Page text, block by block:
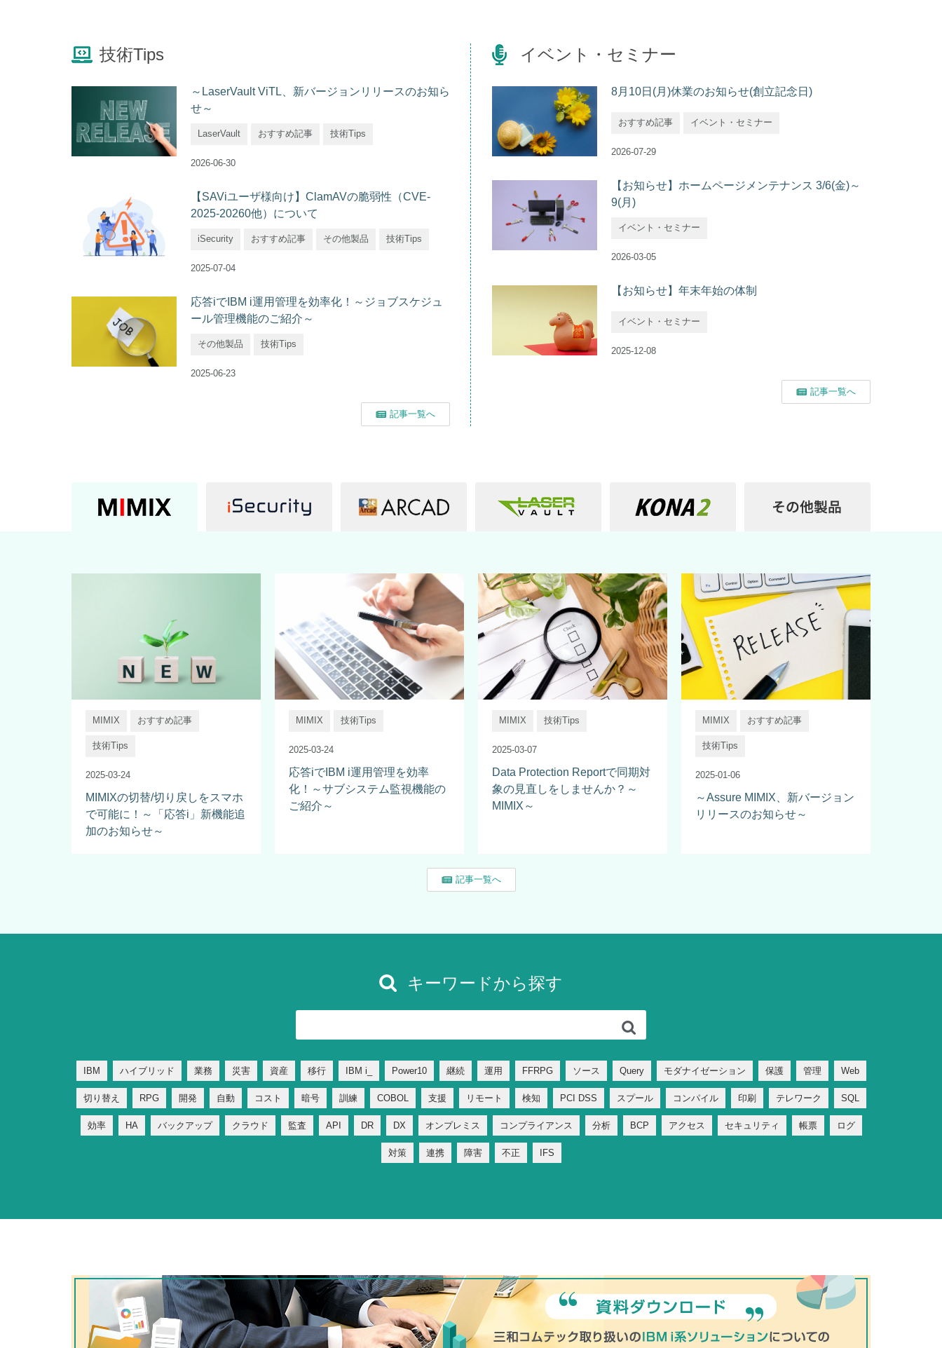
技術Tips
～LaserVault ViTL、新バージョンリリースのお知ら
せ～
LaserVault おすすめ記事 技術Tips
2026-06-30
【SAViユーザ様向け】ClamAVの脆弱性（CVE-
2025-20260他）について
iSecurity おすすめ記事 その他製品 技術Tips
2025-07-04
応答iでIBM i運用管理を効率化！～ジョブスケジュ
ール管理機能のご紹介～
その他製品 技術Tips
2025-06-23
記事一覧へ
イベント・セミナー
8月10日(月)休業のお知らせ(創立記念日)
おすすめ記事 イベント・セミナー
2026-07-29
【お知らせ】ホームページメンテナンス 3/6(金)～
9(月)
イベント・セミナー
2026-03-05
【お知らせ】年末年始の体制
イベント・セミナー
2025-12-08
記事一覧へ
MIMIX おすすめ記事
技術Tips
2025-03-24
MIMIXの切替/切り戻しをスマホ
で可能に！～「応答i」新機能追
加のお知らせ～
MIMIX 技術Tips
2025-03-24
応答iでIBM i運用管理を効率
化！～サブシステム監視機能の
ご紹介～
MIMIX 技術Tips
2025-03-07
Data Protection Reportで同期対
象の見直しをしませんか？～
MIMIX～
MIMIX おすすめ記事
技術Tips
2025-01-06
～Assure MIMIX、新バージョン
リリースのお知らせ～
記事一覧へ
キーワードから探す
IBM ハイブリッド 業務 災害 資産 移行 IBM i_ Power10 継続 運用 FFRPG ソース Query モダナイゼーション 保護 管理 Web
切り替え RPG 開発 自動 コスト 暗号 訓練 COBOL 支援 リモート 検知 PCI DSS スプール コンパイル 印刷 テレワーク SQL
効率 HA バックアップ クラウド 監査 API DR DX オンプレミス コンプライアンス 分析 BCP アクセス セキュリティ 帳票 ログ
対策 連携 障害 不正 IFS